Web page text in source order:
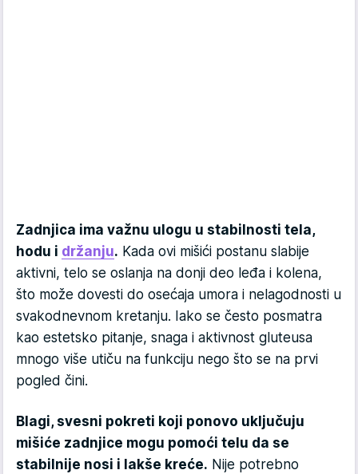
Zadnjica ima važnu ulogu u stabilnosti tela,
hodu i držanju. Kada ovi mišići postanu slabije
aktivni, telo se oslanja na donji deo leđa i kolena,
što može dovesti do osećaja umora i nelagodnosti u
svakodnevnom kretanju. Iako se često posmatra
kao estetsko pitanje, snaga i aktivnost gluteusa
mnogo više utiču na funkciju nego što se na prvi
pogled čini.
Blagi, svesni pokreti koji ponovo uključuju
mišiće zadnjice mogu pomoći telu da se
stabilnije nosi i lakše kreće. Nije potrebno